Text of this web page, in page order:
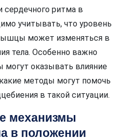
сердечного ритма в
учитывать, что уровень
может изменяться в
тела. Особенно важно
могут оказывать влияние
методы могут помочь
в такой ситуации.
механизмы
в положении